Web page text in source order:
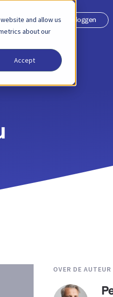
and allow us
about our
Accept
Inloggen
OVER DE AUTEUR